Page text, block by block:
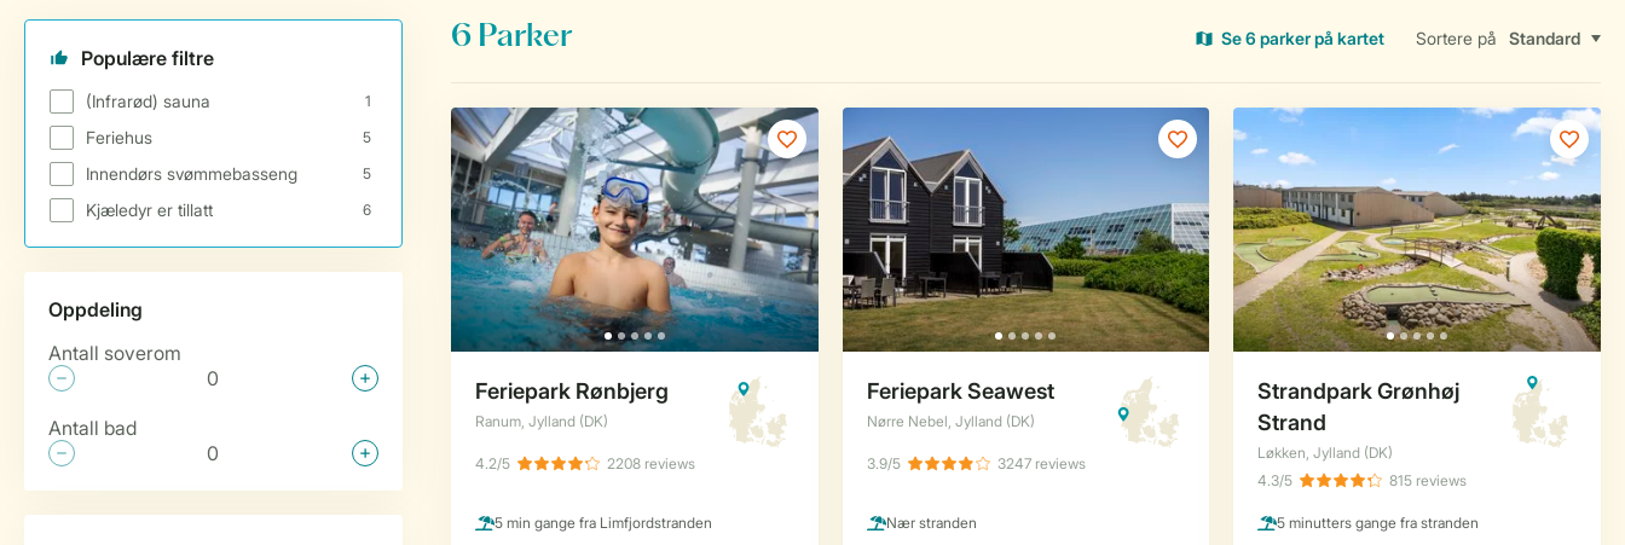
Se 6 parker på kartet Sortere på